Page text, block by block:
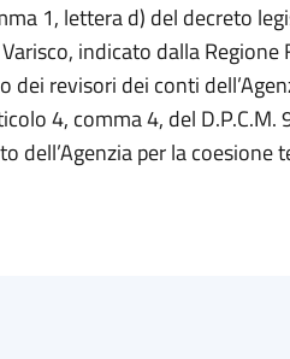
1, lettera d) del decreto
indicato dalla Regione
dei revisori dei conti
4, comma 4, del
dell’Agenzia per la coesione